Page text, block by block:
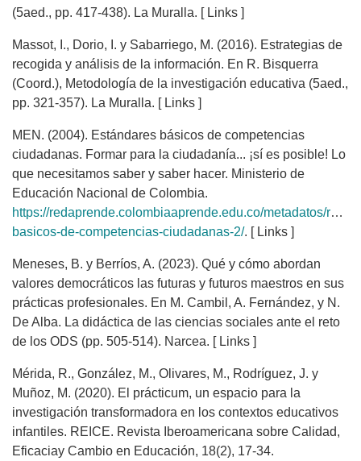
(5aed., pp. 417-438). La Muralla. [ Links ]
Massot, I., Dorio, I. y Sabarriego, M. (2016). Estrategias de
recogida y análisis de la información. En R. Bisquerra
(Coord.), Metodología de la investigación educativa (5aed.,
pp. 321-357). La Muralla. [ Links ]
MEN. (2004). Estándares básicos de competencias
ciudadanas. Formar para la ciudadanía... ¡sí es posible! Lo
que necesitamos saber y saber hacer. Ministerio de
Educación Nacional de Colombia.
https://redaprende.colombiaaprende.edu.co/metadatos/
basicos-de-competencias-ciudadanas-2/. [ Links ]
Meneses, B. y Berríos, A. (2023). Qué y cómo abordan
valores democráticos las futuras y futuros maestros en sus
prácticas profesionales. En M. Cambil, A. Fernández, y N.
De Alba. La didáctica de las ciencias sociales ante el reto
de los ODS (pp. 505-514). Narcea. [ Links ]
Mérida, R., González, M., Olivares, M., Rodríguez, J. y
Muñoz, M. (2020). El prácticum, un espacio para la
investigación transformadora en los contextos educativos
infantiles. REICE. Revista Iberoamericana sobre Calidad,
Eficaciay Cambio en Educación, 18(2), 17-34.